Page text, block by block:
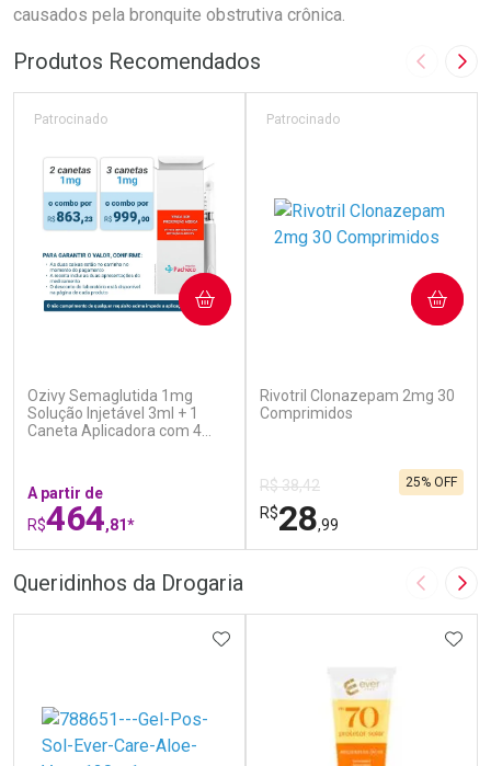
causados pela bronquite obstrutiva crônica.
Produtos Recomendados Imagem
Ozivy Semaglutida 1mg
Solução Injetável 3ml + 1
Caneta Aplicadora com 4
Patrocinado
A partir de
R$464,81*
COMPRAR
Rivotril Clonazepam 2mg 30
Comprimidos
Patrocinado
R$ 38,42
R$28,99
25% OFF
COMPRAR
Queridinhos da Drogaria Imagem
ADICIONAR AOS FAVORITOS